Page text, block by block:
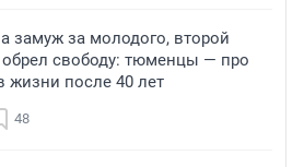
замуж за молодого, второй
обрел свободу: тюменцы — про
жизни после 40 лет
48